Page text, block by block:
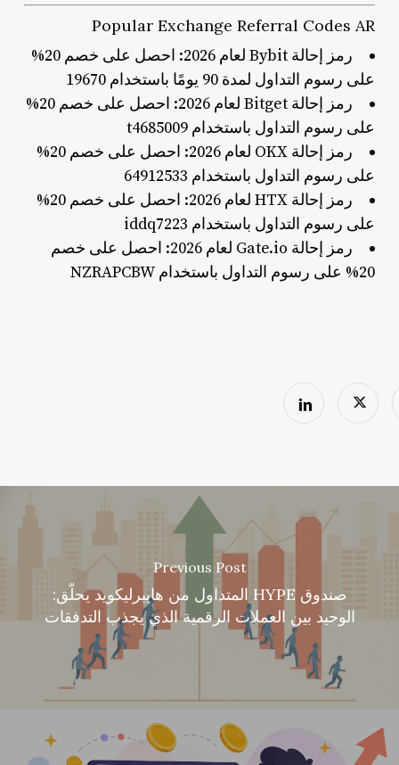
Popular Exchange Referral Codes AR
رمز إحالة Bybit لعام 2026: احصل على خصم 20%
على رسوم التداول لمدة 90 يومًا باستخدام 19670
رمز إحالة Bitget لعام 2026: احصل على خصم 20%
على رسوم التداول باستخدام t4685009
رمز إحالة OKX لعام 2026: احصل على خصم 20%
على رسوم التداول باستخدام 64912533
رمز إحالة HTX لعام 2026: احصل على خصم 20%
على رسوم التداول باستخدام iddq7223
رمز إحالة Gate.io لعام 2026: احصل على خصم
20% على رسوم التداول باستخدام NZRAPCBW
Previous Post
صندوق HYPE المتداول من هايبرليكويد يحلّق:
الوحيد بين العملات الرقمية الذي يجذب التدفقات